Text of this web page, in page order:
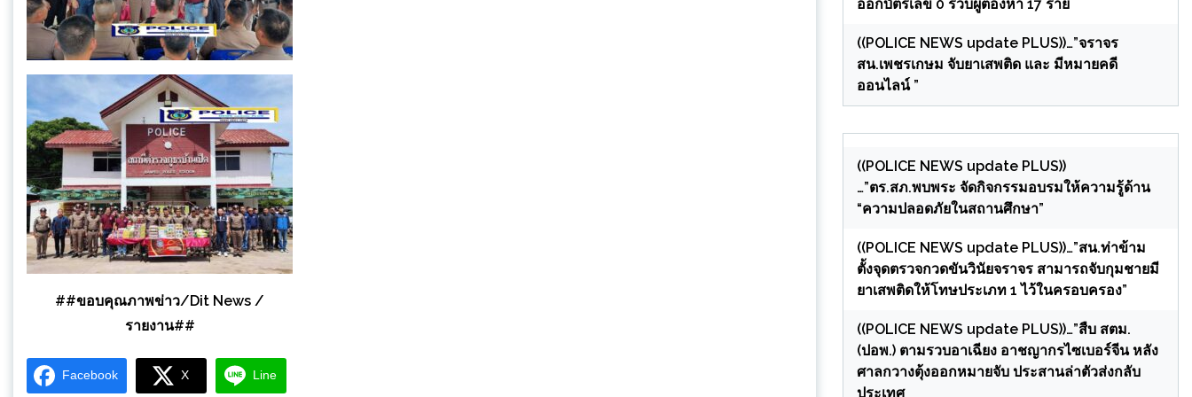
##ขอบคุณภาพข่าว/Dit News /
รายงาน##
Facebook X Line
ออกบัตรเลข 0 รวบผู้ต้องหา 17 ราย
((POLICE NEWS update PLUS))…”จราจร
สน.เพชรเกษม จับยาเสพติด และ มีหมายคดี
ออนไลน์ ”
((POLICE NEWS update PLUS))
…”ตร.สภ.พบพระ จัดกิจกรรมอบรมให้ความรู้ด้าน
“ความปลอดภัยในสถานศึกษา”
((POLICE NEWS update PLUS))…”สน.ท่าข้าม
ตั้งจุดตรวจกวดขันวินัยจราจร สามารถจับกุมชายมี
ยาเสพติดให้โทษประเภท 1 ไว้ในครอบครอง”
((POLICE NEWS update PLUS))…”สืบ สตม.
(ปอพ.) ตามรวบอาเฉียง อาชญากรไซเบอร์จีน หลัง
ศาลกวางตุ้งออกหมายจับ ประสานล่าตัวส่งกลับ
ประเทศ